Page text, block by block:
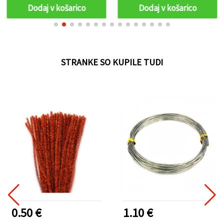
Dodaj v košarico Dodaj v košarico
STRANKE SO KUPILE TUDI
0.50 € 1.10 €